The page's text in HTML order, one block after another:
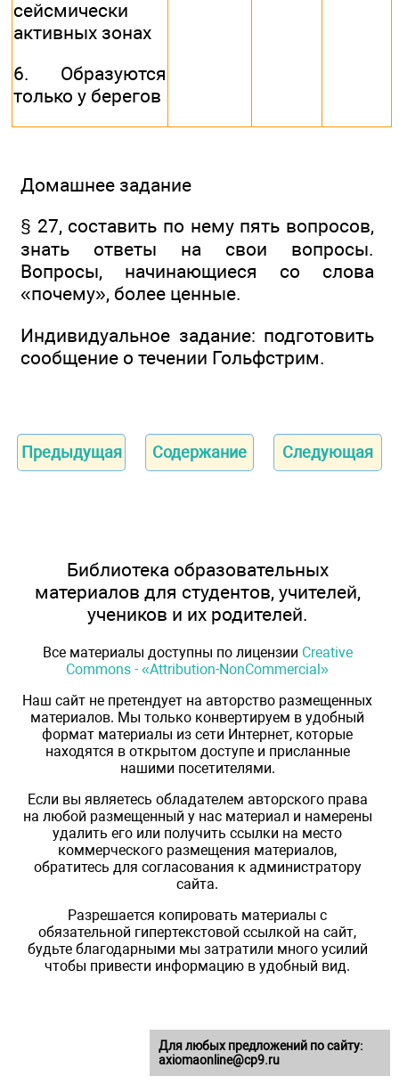
сейсмически
активных зонах
6. Образуются
только у берегов
Домашнее задание
§ 27, составить по нему пять вопросов,
знать ответы на свои вопросы.
Вопросы, начинающиеся со слова
«почему», более ценные.
Индивидуальное задание: подготовить
сообщение о течении Гольфстрим.
Предыдущая Содержание Следующая
Библиотека образовательных
материалов для студентов, учителей,
учеников и их родителей.
Все материалы доступны по лицензии Creative
Commons - «Attribution-NonCommercial»
Наш сайт не претендует на авторство размещенных
материалов. Мы только конвертируем в удобный
формат материалы из сети Интернет, которые
находятся в открытом доступе и присланные
нашими посетителями.
Если вы являетесь обладателем авторского права
на любой размещенный у нас материал и намерены
удалить его или получить ссылки на место
коммерческого размещения материалов,
обратитесь для согласования к администратору
сайта.
Разрешается копировать материалы с
обязательной гипертекстовой ссылкой на сайт,
будьте благодарными мы затратили много усилий
чтобы привести информацию в удобный вид.
Для любых предложений по сайту:
axiomaonline@cp9.ru